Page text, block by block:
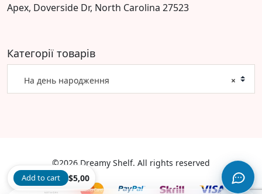
Apex, Doverside Dr, North Carolina 27523
Категорії товарів
×
На день народження
©2026 Dreamy Shelf. All rights reserved
Add to cart $5,00